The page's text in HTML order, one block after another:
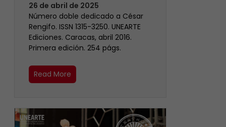
26 de abril de 2025
Número doble dedicado a César
Rengifo. ISSN 1315-3250. UNEARTE
Ediciones. Caracas, abril 2016.
Primera edición. 254 págs.
Read More